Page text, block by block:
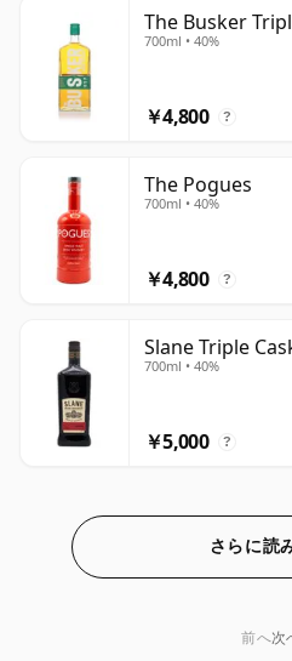
The Busker
700ml • 40%
￥4,800 ?
The Pogues
700ml • 40%
￥4,800 ?
Slane Triple
700ml • 40%
￥5,000 ?
さらに読
前へ次